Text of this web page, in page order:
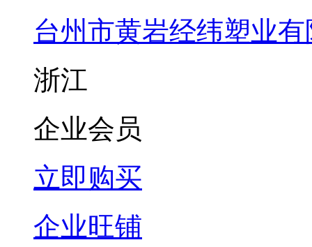
台州市黄岩经纬塑业
浙江
企业会员
立即购买
企业旺铺